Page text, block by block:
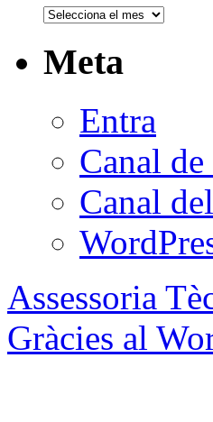
Arxius
Meta
Entra
Canal de
Canal
Assessoria
Gràcies al